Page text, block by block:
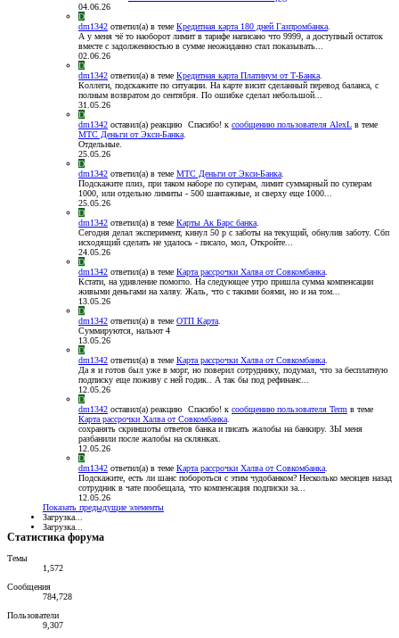
04.06.26
D
dm1342 ответил(а) в теме Кредитная карта 180 дней Газпромбанка
А у меня чё то наоборот лимит в тарифе написано что 9999, а доступный остаток
вместе с задолженностью в сумме неожиданно стал показывать...
02.06.26
D
dm1342 ответил(а) в теме Кредитная карта Платинум от Т-Банка
Коллеги, подскажите по ситуации. На карте висит сделанный перевод баланса, с
полным возвратом до сентября. По ошибке сделал небольшой...
31.05.26
D
dm1342 оставил(а) реакцию Спасибо! к сообщению пользователя AlexL в теме
МТС Деньги от Экси-Банка
Отдельные.
25.05.26
D
dm1342 ответил(а) в теме МТС Деньги от Экси-Банка
Подскажите плиз, при таком наборе по суперам, лимит суммарный по суперам
1000, или отдельно лимиты - 500 шантажные, и сверху еще 1000...
25.05.26
D
dm1342 ответил(а) в теме Карты Ак Барс банка
Сегодня делал эксперимент, кинул 50 р с заботы на текущий, обнулив заботу. Сбп
исходящий сделать не удалось - писало, мол, Откройте...
24.05.26
D
dm1342 ответил(а) в теме Карта рассрочки Халва от Совкомбанка
Кстати, на удивление помогло. На следующее утро пришла сумма компенсации
живыми деньгами на халву. Жаль, что с такими боями, но и на том...
13.05.26
D
dm1342 ответил(а) в теме ОТП Карта
Суммируются, нальют 4
13.05.26
D
dm1342 ответил(а) в теме Карта рассрочки Халва от Совкомбанка
Да я и готов был уже в морг, но поверил сотруднику, подумал, что за бесплатную
подписку еще поживу с ней годик.. А так бы под рефинанс...
12.05.26
D
dm1342 оставил(а) реакцию Спасибо! к сообщению пользователя Term в теме
Карта рассрочки Халва от Совкомбанка
сохранять скриншоты ответов банка и писать жалобы на банкиру. ЗЫ меня
разбанили после жалобы на склянках.
12.05.26
D
dm1342 ответил(а) в теме Карта рассрочки Халва от Совкомбанка
Подскажите, есть ли шанс побороться с этим чудобанком? Несколько месяцев назад
сотрудник в чате пообещала, что компенсация подписки за...
12.05.26
Показать предыдущие элементы
Загрузка...
Загрузка...
Статистика форума
Темы
1,572
Сообщения
784,728
Пользователи
9,307